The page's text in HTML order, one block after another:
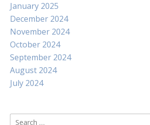
January 2025
December 2024
November 2024
October 2024
September 2024
August 2024
July 2024
Search